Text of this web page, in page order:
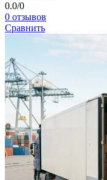
0.0/0
0 отзывов
Сравнить